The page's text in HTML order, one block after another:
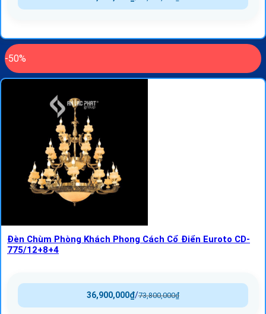
-50%
Đèn Chùm Phòng Khách Phong Cách Cổ Điển Euroto CD-
775/12+8+4
73,800,000₫
/
36,900,000₫